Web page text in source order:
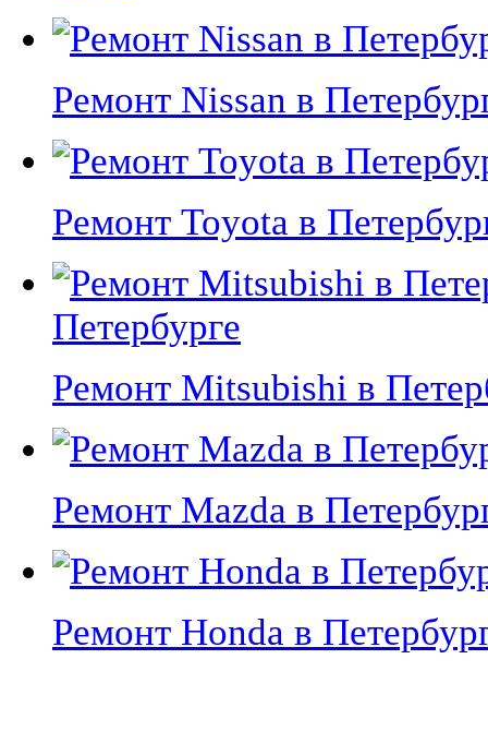
Ремонт Nissan в
Ремонт Toyota в
Петербурге
Ремонт Mitsubishi в
Ремонт Mazda в
Ремонт Honda в